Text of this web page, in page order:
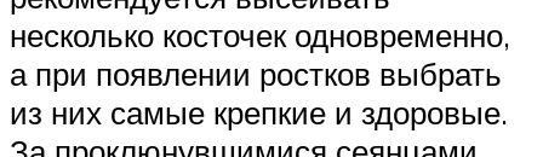
несколько косточек одновременно,
а при появлении ростков выбрать
из них самые крепкие и здоровые.